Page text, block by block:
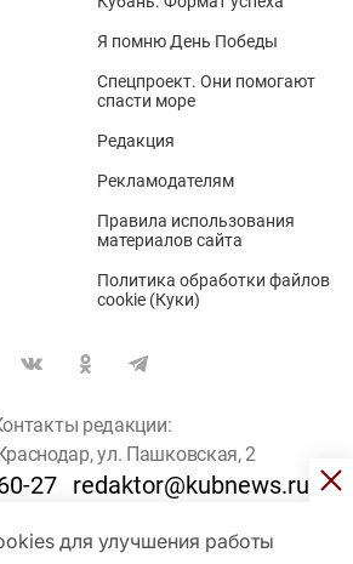
для улучшения работы
Я помню День Победы
Спецпроект. Они помогают
спасти море
Редакция
Рекламодателям
Правила использования
материалов сайта
Политика обработки файлов
cookie (Куки)
редакции:
ул. Пашковская, 2
27 redaktor@kubnews.ru
старше 16 лет